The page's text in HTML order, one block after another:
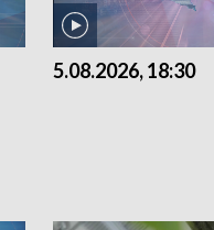
5.08.2026, 18:30